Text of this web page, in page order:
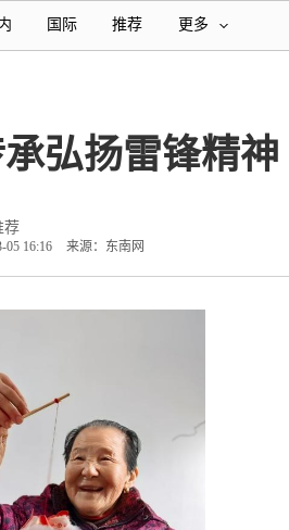
国际 推荐 更多
弘扬雷锋精神
荐
05 16:16 来源：东南网